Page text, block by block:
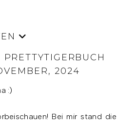
PRETTYTIGERBUCH
2024
:)
Bei mir stand die